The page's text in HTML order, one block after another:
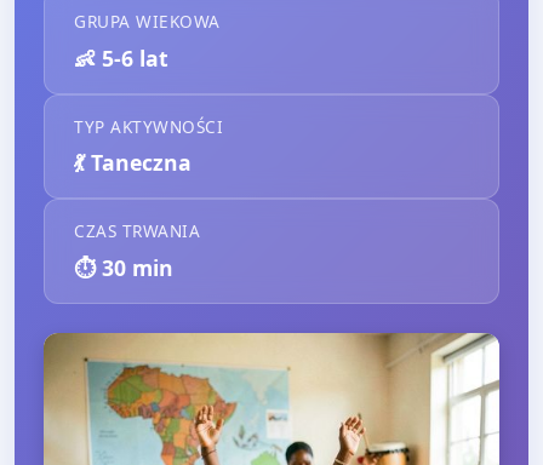
GRUPA WIEKOWA
👶 5-6 lat
TYP AKTYWNOŚCI
💃 Taneczna
CZAS TRWANIA
⏱️30 min